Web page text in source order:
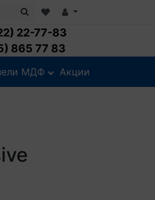
22-77-83
865 77 83
МДФ Акции